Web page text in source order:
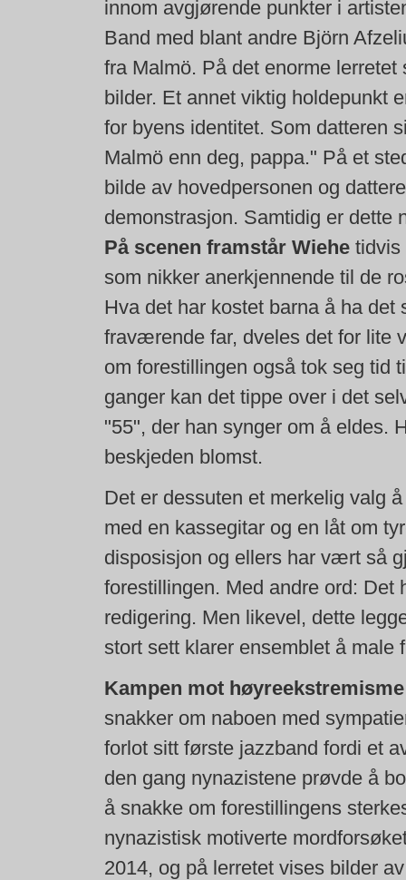
innom avgjørende punkter i
Band med blant andre Björn
fra Malmö. På det enorme
bilder. Et annet viktig holdepunkt
for byens identitet. Som datteren
Malmö enn deg, pappa." På et
bilde av hovedpersonen og
demonstrasjon. Samtidig er dette
På scenen framstår Wiehe tidvis
som nikker anerkjennende til de
Hva det har kostet barna å ha
fraværende far, dveles det for lite
om forestillingen også tok seg tid
ganger kan det tippe over i det
"55", der han synger om å eldes.
beskjeden blomst.
Det er dessuten et merkelig valg
med en kassegitar og en låt om
disposisjon og ellers har vært så
forestillingen. Med andre ord: Det
redigering. Men likevel, dette
stort sett klarer ensemblet å male
Kampen mot høyreekstremisme
snakker om naboen med
forlot sitt første jazzband fordi et
den gang nynazistene prøvde å
å snakke om forestillingens
nynazistisk motiverte
2014, og på lerretet vises bilder